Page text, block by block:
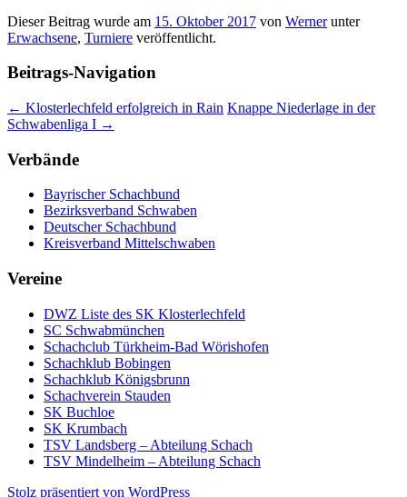
Dieser Beitrag wurde am 15. Oktober 2017 von Wernerunter
Erwachsene, Turniere veröffentlicht.
Beitrags-Navigation
← Klosterlechfeld erfolgreich in Rain Knappe Niederlage in der
Schwabenliga I →
Verbände
Bayrischer Schachbund
Bezirksverband Schwaben
Deutscher Schachbund
Kreisverband Mittelschwaben
Vereine
DWZ Liste des SK Klosterlechfeld
SC Schwabmünchen
Schachclub Türkheim-Bad Wörishofen
Schachklub Bobingen
Schachklub Königsbrunn
Schachverein Stauden
SK Buchloe
SK Krumbach
TSV Landsberg – Abteilung Schach
TSV Mindelheim – Abteilung Schach
Stolz präsentiert von WordPress